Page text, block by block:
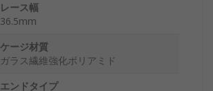
レース幅
36.5mm
ケージ材質
ガラス繊維強化ポリアミド
エンドタイプ